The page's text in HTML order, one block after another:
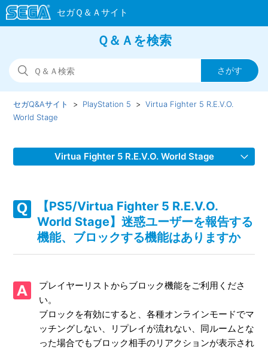
Ｑ＆Ａを検索
セガQ&Aサイト PlayStation 5
Virtua Fighter 5 R.E.V.O.
World Stage
Virtua Fighter 5 R.E.V.O. World Stage
ーケードモードで使えない
【PS5/Virtua Fighter 5 R.E.V.O. World Stage】クロスプレイ
を制限したい・有効にしたい
い合わせ先はどこですか
【PS5/Virtua Fighter 5 R.E.V.O. World Stage】取扱説明書
（マニュアル）はありますか
【PS5/Virtua Fighter 5 R.E.V.O.
World Stage】迷惑ユーザーを報告する
機能、ブロックする機能はありますか
プレイヤーリストからブロック機能をご利用くださ
い。
ブロックを有効にすると、各種オンラインモードでマ
ッチングしない、リプレイが流れない、同ルームとな
った場合でもブロック相手のリアクションが表示され